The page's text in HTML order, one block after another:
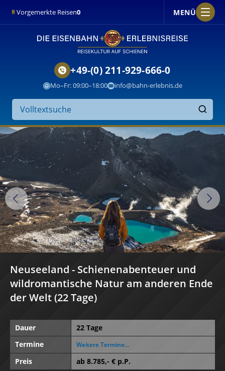
Vorgemerkte Reisen0 MENÜ
Suche
auf
der
Finden
+49-(0) 211-929-666-0
Mo–Fr: 09:00–18:00 info@bahn-erlebnis.de
Neuseeland - Schienenabenteuer und
wildromantische Natur am anderen Ende
der Welt (22 Tage)
Dauer
22 Tage
Termine
Weitere Termine...
Preis ab8.785,- € p.P.